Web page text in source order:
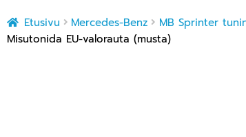
Etusivu Mercedes-Benz MB Sprinter
Misutonida EU-valorauta (musta)